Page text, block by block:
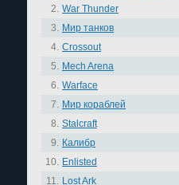
2. War Thunder
3. Мир танков
4. Crossout
5. Mech Arena
6. Warface
7. Мир кораблей
8. Stalcraft
9. Калибр
10. Enlisted
11. Lost Ark